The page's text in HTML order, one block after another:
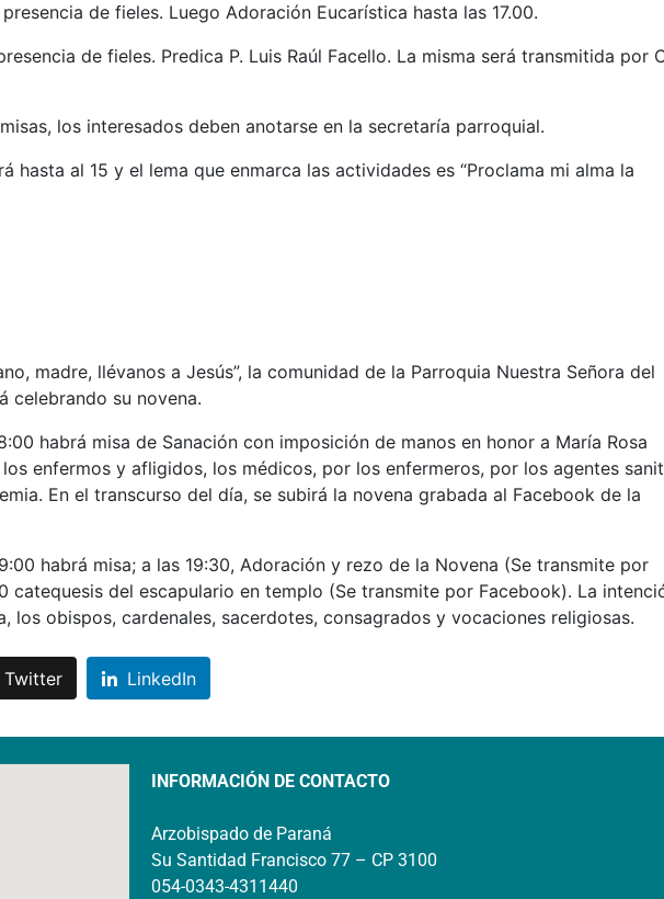
de fieles. Luego Adoración Eucarística hasta las 17.00.
de fieles. Predica P. Luis Raúl Facello. La misma será transmitida por
los interesados deben anotarse en la secretaría parroquial.
hasta al 15 y el lema que enmarca las actividades es “Proclama mi alma la
madre, llévanos a Jesús”, la comunidad de la Parroquia Nuestra Señora del
celebrando su novena.
habrá misa de Sanación con imposición de manos en honor a María Rosa
enfermos y afligidos, los médicos, por los enfermeros, por los agentes
En el transcurso del día, se subirá la novena grabada al Facebook de la
habrá misa; a las 19:30, Adoración y rezo de la Novena (Se transmite por
catequesis del escapulario en templo (Se transmite por Facebook). La
los obispos, cardenales, sacerdotes, consagrados y vocaciones religiosas.
Twitter LinkedIn
INFORMACIÓN DE CONTACTO
Arzobispado de Paraná
Su Santidad Francisco 77 – CP 3100
054-0343-4311440